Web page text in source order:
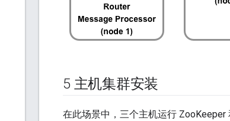
5 主机集群安装
在此场景中，三个主机运行